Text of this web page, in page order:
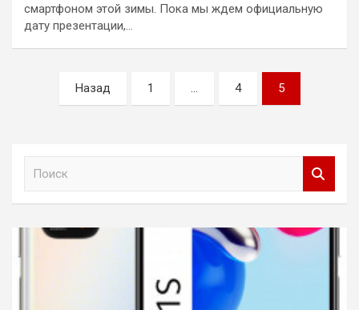
смартфоном этой зимы. Пока мы ждем официальную
дату презентации,…
Пагинация
записей
Назад 1 … 4 5
к